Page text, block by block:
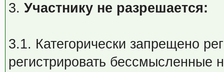
3. Участнику не разрешается:
3.1. Категорически запрещено
регистрировать бессмысленные